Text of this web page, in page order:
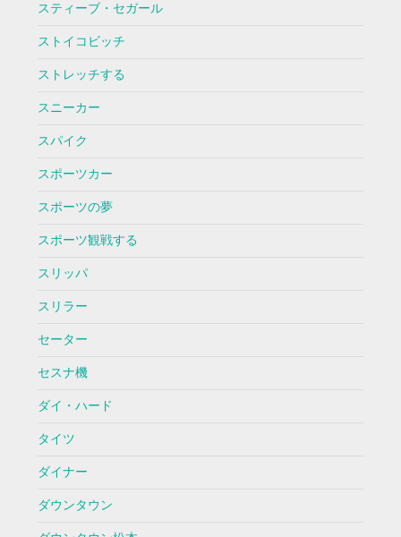
スティーブ・セガール
ストイコビッチ
ストレッチする
スニーカー
スパイク
スポーツカー
スポーツの夢
スポーツ観戦する
スリッパ
スリラー
セーター
セスナ機
ダイ・ハード
タイツ
ダイナー
ダウンタウン